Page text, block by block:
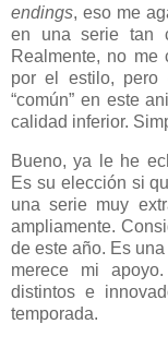
endings, eso me
en una serie tan
Realmente, no
por el estilo,
“común” en este
calidad inferior.
Bueno, ya le he
Es su elección si
una serie muy
ampliamente.
de este año. Es
merece mi
distintos e
temporada.